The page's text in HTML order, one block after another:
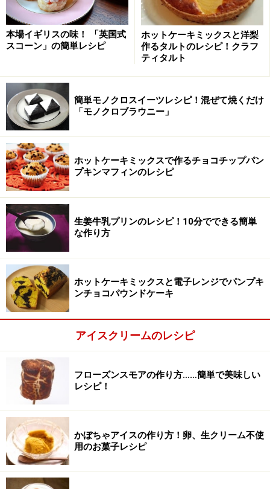
2
余熱でマシュマロをとかす
余熱でマシュマロが完全にとけるまで、全体をよくかき
混ぜます。
本場イギリスの味！ 「英国式
スコーン」の簡単レシピ
ホットケーキミックスと洋梨
作るタルトのレシピ！クラフ
ティタルト
簡単モノクロスイーツレシピ！混ぜて焼くだけ
「モノクロブラウニー」
ホットケーキミックスで作るチョコチップパン
プキンマフィンのレシピ
生姜牛乳プリンのレシピ！10分でできる簡単
な作り方
ホットケーキミックスと電子レンジでパンプキ
ンチョコパウンドケーキ
アイスクリームのレシピ
フローズンスモアの作り方……簡単で美味しい
レシピ！
かぼちゃアイスの作り方！卵、生クリーム不使
用のお菓子レシピ